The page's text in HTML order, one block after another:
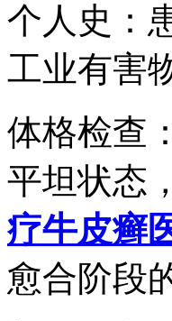
个人史：
工业有害
体格检查
平坦状态
疗牛皮癣
愈合阶段